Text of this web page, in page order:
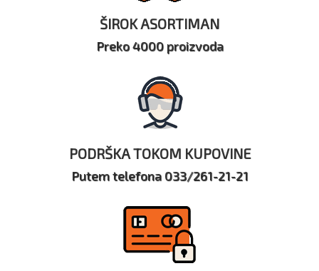
ŠIROK ASORTIMAN
Preko 4000 proizvoda
PODRŠKA TOKOM KUPOVINE
Putem telefona 033/261-21-21